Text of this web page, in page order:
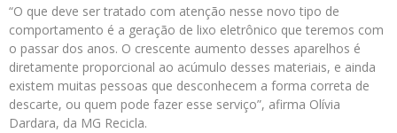
“O que deve ser tratado com atenção nesse novo tipo de
comportamento é a geração de lixo eletrônico que teremos com
o passar dos anos. O crescente aumento desses aparelhos é
diretamente proporcional ao acúmulo desses materiais, e ainda
existem muitas pessoas que desconhecem a forma correta de
descarte, ou quem pode fazer esse serviço”, afirma Olívia
Dardara, da MG Recicla.